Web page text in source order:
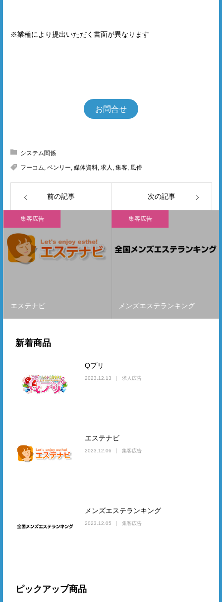
※業種により提出いただく書面が異なります
お問合せ
システム関係
フーコム, ベンリー, 媒体資料, 求人 , 集客, 風俗
前の記事 次の記事
集客広告
エステナビ
集客広告
メンズエステランキング
新着商品
Qプリ
2023.12.13 求人広告
エステナビ
2023.12.06 集客広告
メンズエステランキング
2023.12.05 集客広告
ピックアップ商品